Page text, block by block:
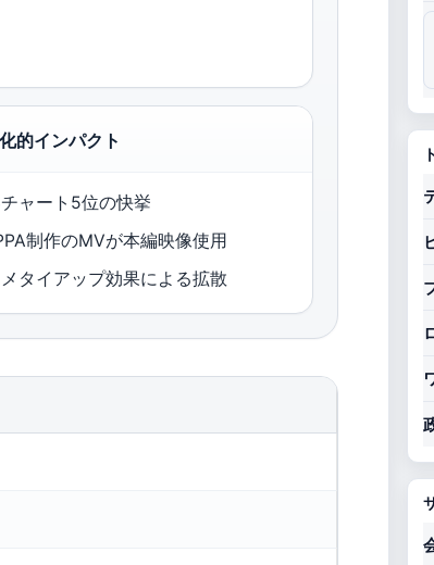
的インパクト
ャート5位の快挙
制作のMVが本編映像使用
タイアップ効果による拡散